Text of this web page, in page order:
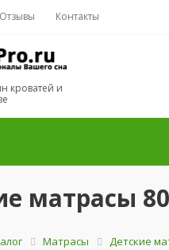
Отзывы Контакты
кроватей и
матрасы
Матрасы Детские